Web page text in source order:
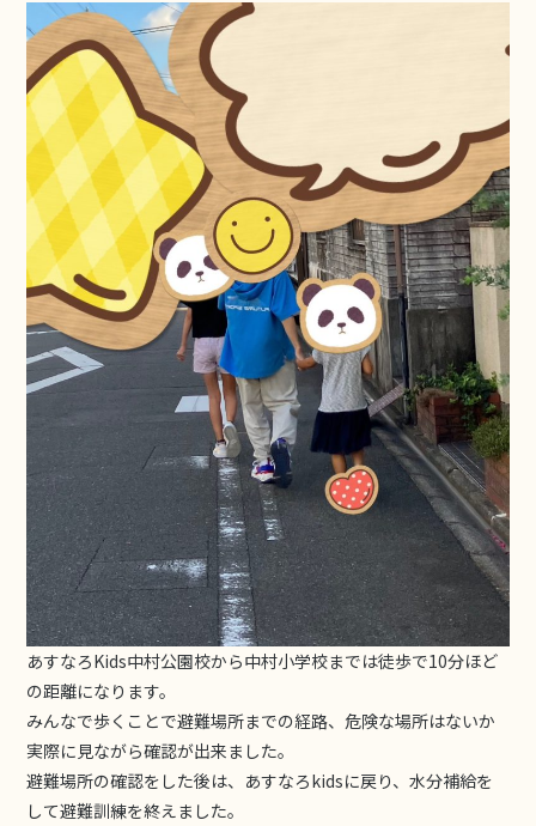
あすなろKids中村公園校から中村小学校までは徒歩で10分ほど
の距離になります。
みんなで歩くことで避難場所までの経路、危険な場所はないか
実際に見ながら確認が出来ました。
避難場所の確認をした後は、あすなろkidsに戻り、水分補給を
して避難訓練を終えました。